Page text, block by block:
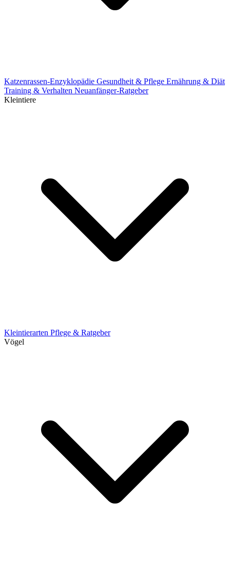
Katzenrassen-Enzyklopädie Gesundheit & Pflege Ernährung & Diät
Training & Verhalten Neuanfänger-Ratgeber
Kleintiere
Kleintierarten Pflege & Ratgeber
Vögel